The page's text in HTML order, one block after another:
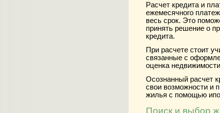
Расчет кредита и
ежемесячного
весь срок. Это
принять решение о
кредита.
При расчете стоит
связанные с
оценка
Осознанный расчет
свои возможности и
жилья с помощью
Поиск и выбор